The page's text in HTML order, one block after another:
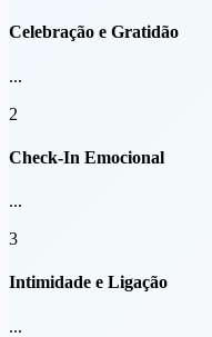
Celebração e Gratidão
...
2
Check-In Emocional
...
3
Intimidade e Ligação
...